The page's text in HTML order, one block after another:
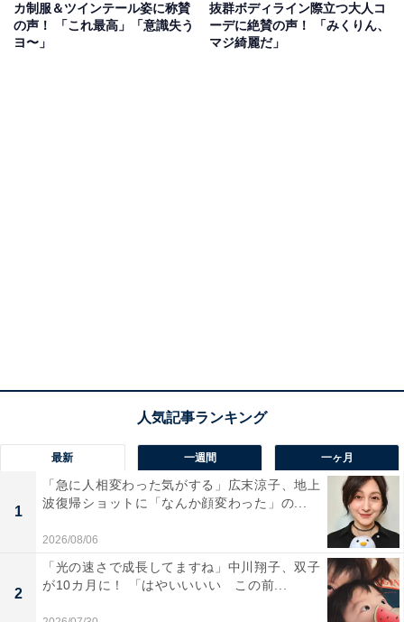
カ制服＆ツインテール姿に称賛
の声！ 「これ最高」「意識失う
ヨ〜」
抜群ボディライン際立つ大人コ
ーデに絶賛の声！ 「みくりん、
マジ綺麗だ」
最新 一週間 一ヶ月
1
「急に人相変わった気がする」広末涼子、地上
波復帰ショットに「なんか顔変わった」の...
2026/08/06
2
「光の速さで成長してますね」中川翔子、双子
が10カ月に！ 「はやいいいい この前...